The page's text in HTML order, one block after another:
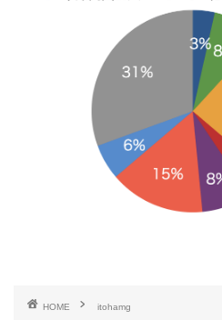
HOME itohamg